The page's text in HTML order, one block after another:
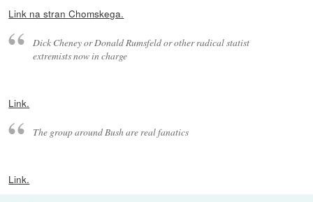
Link na stran Chomskega.
Dick Cheney or Donald Rumsfeld or other radical statist
extremists now in charge
Link.
The group around Bush are real fanatics
Link.